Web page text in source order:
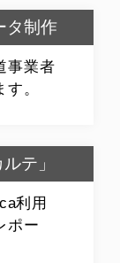
タ制作
事業者
。
テ」
利用
ポー